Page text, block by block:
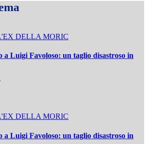
DELLA MORIC
a Luigi Favoloso: un taglio disastroso in
DELLA MORIC
a Luigi Favoloso: un taglio disastroso in